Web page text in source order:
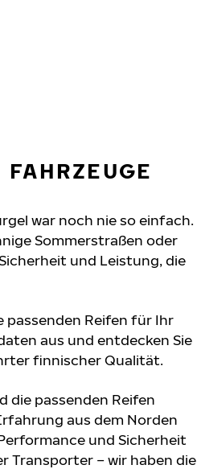
war noch nie so einfach.
Sommerstraßen oder
und Leistung, die
passenden Reifen für Ihr
aus und entdecken Sie
finnischer Qualität.
die passenden Reifen
aus dem Norden
und Sicherheit
Transporter – wir haben die